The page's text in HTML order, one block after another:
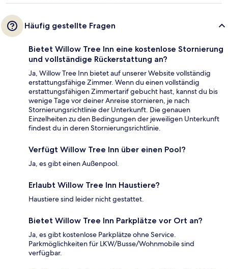
Häufig gestellte Fragen
Bietet Willow Tree Inn eine kostenlose Stornierung
und vollständige Rückerstattung an?
Ja, Willow Tree Inn bietet auf unserer Website vollständig
erstattungsfähige Zimmer. Wenn du einen vollständig
erstattungsfähigen Zimmertarif gebucht hast, kannst du bis
wenige Tage vor deiner Anreise stornieren, je nach
Stornierungsrichtlinie der Unterkunft. Die genauen
Einzelheiten zu den Bedingungen der jeweiligen Unterkunft
findest du in deren Stornierungsrichtlinie.
Verfügt Willow Tree Inn über einen Pool?
Ja, es gibt einen Außenpool.
Erlaubt Willow Tree Inn Haustiere?
Haustiere sind leider nicht gestattet.
Bietet Willow Tree Inn Parkplätze vor Ort an?
Ja, es gibt kostenlose Parkplätze ohne Service.
Parkmöglichkeiten für LKW/Busse/Wohnmobile sind
verfügbar.